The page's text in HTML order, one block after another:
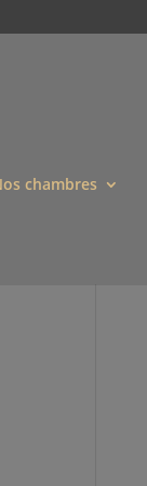
chambres